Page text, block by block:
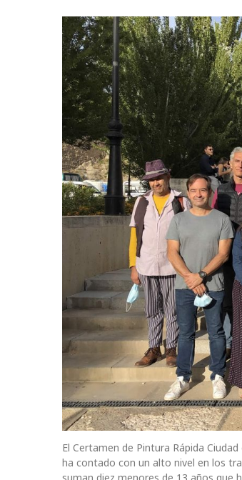
El Certamen de Pintura Rápida
ha contado con un alto nivel en los